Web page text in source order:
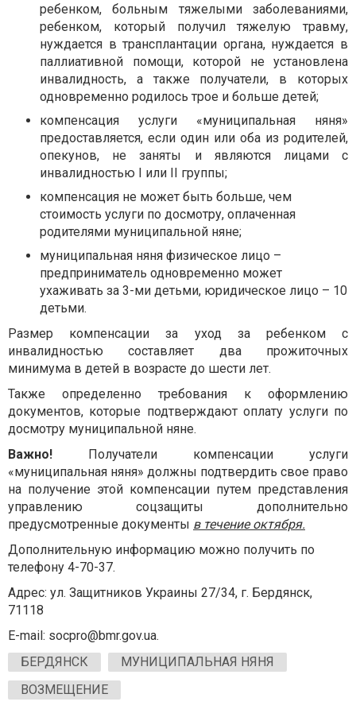
ребенком, больным тяжелыми заболеваниями,
ребенком, который получил тяжелую травму,
нуждается в трансплантации органа, нуждается в
паллиативной помощи, которой не установлена
инвалидность, а также получатели, в которых
одновременно родилось трое и больше детей;
компенсация услуги «муниципальная няня»
предоставляется, если один или оба из родителей,
опекунов, не заняты и являются лицами с
инвалидностью І или ІІ группы;
компенсация не может быть больше, чем
стоимость услуги по досмотру, оплаченная
родителями муниципальной няне;
муниципальная няня физическое лицо –
предприниматель одновременно может
ухаживать за 3-ми детьми, юридическое лицо – 10
детьми.
Размер компенсации за уход за ребенком с
инвалидностью составляет два прожиточных
минимума в детей в возрасте до шести лет.
Также определенно требования к оформлению
документов, которые подтверждают оплату услуги по
досмотру муниципальной няне.
Важно! Получатели компенсации услуги
«муниципальная няня» должны подтвердить свое право
на получение этой компенсации путем представления
управлению соцзащиты дополнительно
предусмотренные документы в течение октября.
Дополнительную информацию можно получить по
телефону 4-70-37.
Адрес: ул. Защитников Украины 27/34, г. Бердянск,
71118
E-mail: socpro@bmr.gov.ua.
БЕРДЯНСК
МУНИЦИПАЛЬНАЯ НЯНЯ
ВОЗМЕЩЕНИЕ